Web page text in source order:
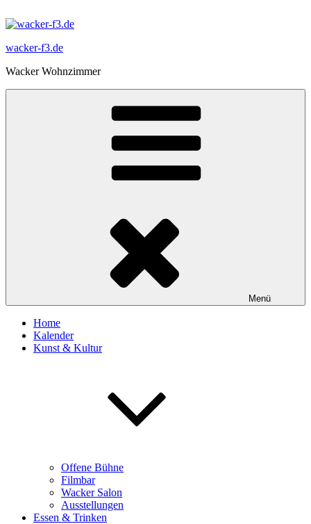
Inhalt
wacker-f3.de
Wacker Wohnzimmer
Menü
Home
Kalender
Kunst & Kultur
Offene Bühne
Filmbar
Wacker Salon
Ausstellungen
Essen & Trinken